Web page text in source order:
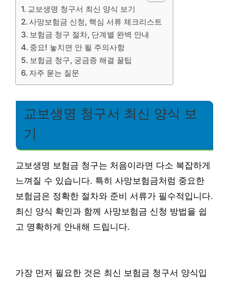
교보생명 청구서 최신 양식 보기
사망보험금 신청, 핵심 서류 체크리스트
보험금 청구 절차, 단계별 완벽 안내
중요! 놓치면 안 될 주의사항
보험금 청구, 궁금증 해결 꿀팁
자주 묻는 질문
교보생명 청구서 최신 양식 보
기
교보생명 보험금 청구는 처음이라면 다소 복잡하게
느껴질 수 있습니다. 특히 사망보험금처럼 중요한
보험금은 정확한 절차와 준비 서류가 필수적입니다.
최신 양식 확인과 함께 사망보험금 신청 방법을 쉽
고 명확하게 안내해 드립니다.
가장 먼저 필요한 것은 최신 보험금 청구서 양식입